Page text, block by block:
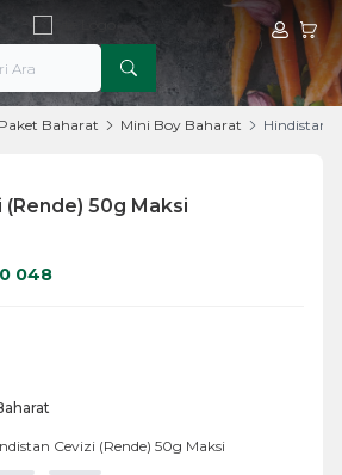
Hesabım
Paket Baharat Mini Boy Baharat Hindistan
50g Maksi
048
Cevizi (Rende) 50g Maksi